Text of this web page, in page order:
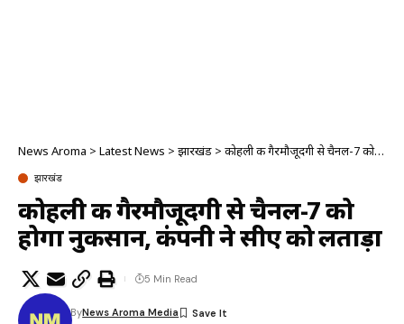
News Aroma > Latest News > झारखंड > कोहली की गैरमौजूदगी से चैनल-7 को होगा नुकसान, कंपनी ने सीए को लताड़ा
झारखंड
कोहली की गैरमौजूदगी से चैनल-7 को
होगा नुकसान, कंपनी ने सीए को लताड़ा
ByNews Aroma Media
5 Min Read